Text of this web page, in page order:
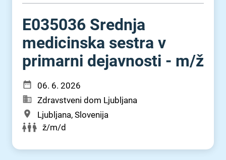
E035036 Srednja
medicinska sestra v
primarni dejavnosti - m⁠/⁠ž
06. 6. 2026
Zdravstveni dom Ljubljana
Ljubljana, Slovenija
ž/m/d